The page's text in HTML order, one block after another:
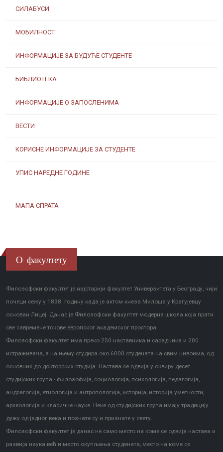
СИЛАБУСИ
МОБИЛНОСТ
ИНФОРМАЦИЈЕ ЗА БУДУЋЕ СТУДЕНТЕ
БИБЛИОТЕКА
ИНФОРМАЦИЈЕ О ЗАПОСЛЕНИМА
ВЕСТИ
КОРИСНЕ ИНФОРМАЦИЈЕ ЗА СТУДЕНТЕ
УПИС НАРЕДНЕ ГОДИНЕ
МАПА СПРАТА
О факултету
Филозофски факултет је најстарији факултет Универзитета у Београду, чији
почеци сежу у 1838. годину када је актом кнеза Милоша у Крагујевцу
основан Лицеј. Данас је Филозофски факултет модерна школа која прати
све савремене токове европског академског простора.
Филозофски факултет има преко 250 наставника и сарадника и 200
истраживача, а на њему студира око 6000 студената на свим нивоима, од
основних до докторских студија. Настава се одвија у оквиру десет
студијских група - филозофија, социологија, психологија, педагогија,
андрагогија, етнологија и антропологија, историја, историја уметности,
археологија и класичне науке. Неке од студијских група имају традицију
дужу од једног века и познате су и признате у свету.
Филозофски факултет је данас не само место на коме се одвија настава и
развија наука већ и место окупљања студената, место на коме се